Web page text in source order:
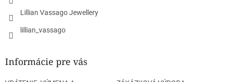
Lillian Vassago Jewellery
lillian_vassago
Informácie pre vás